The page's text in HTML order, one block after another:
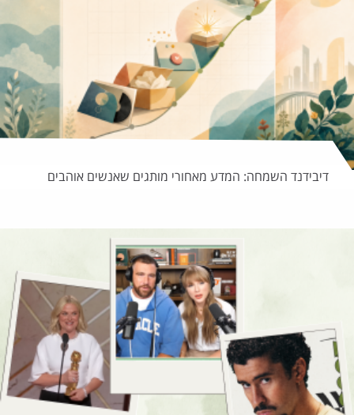
דיבידנד השמחה: המדע מאחורי מותגים שאנשים אוהבים